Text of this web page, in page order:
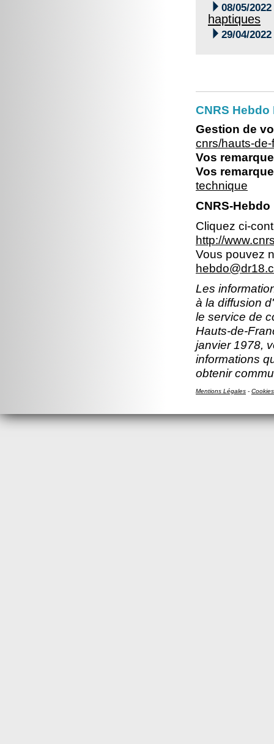
 08/05/2022
haptiques
 29/04/2022
CNRS
Gestion de
cnrs/hauts-
Vos
Vos
technique
CNRS-
Cliquez ci-
http://
Vous pouvez
Les
à la diffusion
le service de
Hauts-de-
janvier 1978,
informations
obtenir
Mentions Légales - Cookies